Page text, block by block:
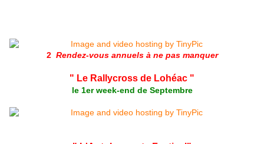
2 Rendez-vous annuels à ne pas manquer
" Le Rallycross de Lohéac "
le 1er week-end de Septembre